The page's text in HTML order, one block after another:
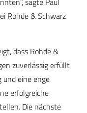
Rohde & Schwarz
dass Rohde &
zuverlässig erfüllt
und eine enge
erfolgreiche
Die nächste